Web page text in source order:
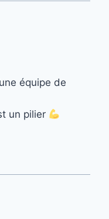
équipe de
un pilier